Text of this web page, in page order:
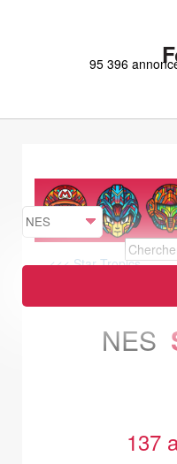
95 396
<<< Star Tropics
Empire
NES
137